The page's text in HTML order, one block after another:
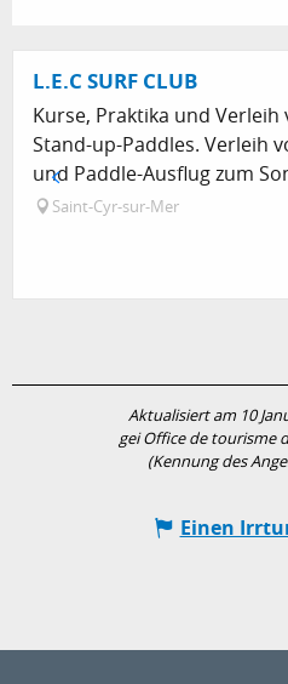
L.E.C SURF CLUB
Kurse, Praktika und
Stand-up-Paddles. Verleih
und Paddle-Ausflug zum
Saint-Cyr-sur-Mer
Aktualisiert am 10
gei Office de tourisme
(Kennung des
Einen